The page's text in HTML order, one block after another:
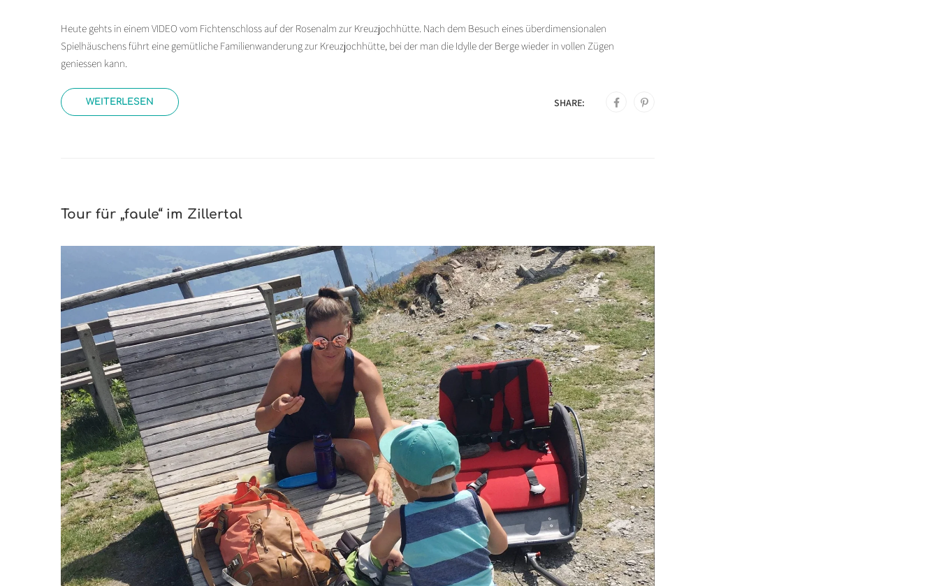
Heute gehts in einem VIDEO vom Fichtenschloss auf der Rosenalm zur Kreuzjochhütte. Nach dem Besuch eines überdimensionalen
Spielhäuschens führt eine gemütliche Familienwanderung zur Kreuzjochhütte, bei der man die Idylle der Berge wieder in vollen Zügen
geniessen kann.
WEITERLESEN SHARE:
Tour für „faule“ im Zillertal